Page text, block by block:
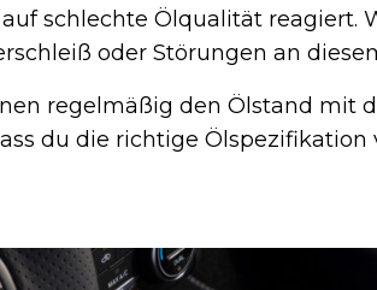
schlechte Ölqualität reagiert.
oder Störungen an
regelmäßig den Ölstand mit
du die richtige Ölspezifikation